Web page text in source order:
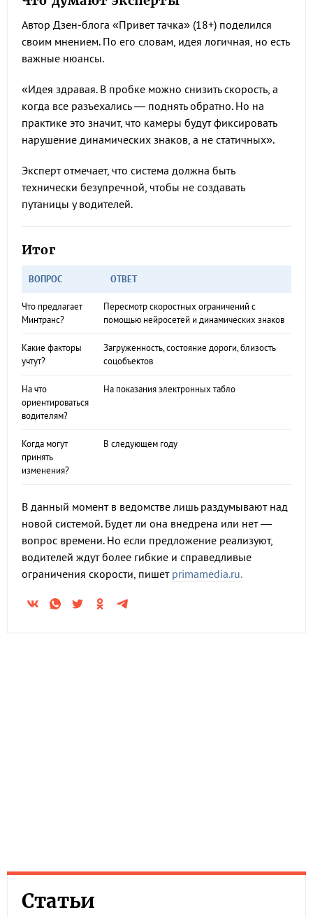
Автор Дзен-блога «Привет тачка» (18+) поделился
своим мнением. По его словам, идея логичная, но есть
важные нюансы.
«Идея здравая. В пробке можно снизить скорость, а
когда все разъехались — поднять обратно. Но на
практике это значит, что камеры будут фиксировать
нарушение динамических знаков, а не статичных».
Эксперт отмечает, что система должна быть
технически безупречной, чтобы не создавать
путаницы у водителей.
Итог
ВОПРОС ОТВЕТ
Что предлагает
Минтранс?
Пересмотр скоростных ограничений с
помощью нейросетей и динамических знаков
Какие факторы
учтут?
Загруженность, состояние дороги, близость
соцобъектов
На что
ориентироваться
водителям?
На показания электронных табло
Когда могут
принять
изменения?
В следующем году
В данный момент в ведомстве лишь раздумывают над
новой системой. Будет ли она внедрена или нет —
вопрос времени. Но если предложение реализуют,
водителей ждут более гибкие и справедливые
ограничения скорости, пишет primamedia.ru.
Статьи